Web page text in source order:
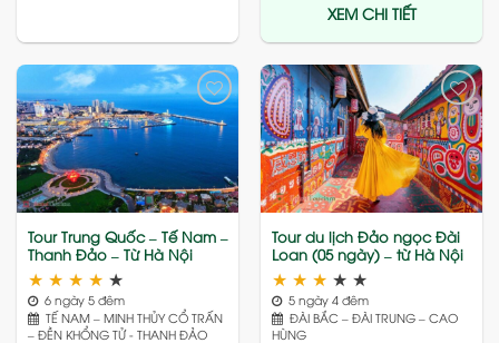
XEM CHI TIẾT
Add
to
wishlist
Tour Trung Quốc – Tế Nam –
Thanh Đảo – Từ Hà Nội
★ ★ ★ ★ ★
6 ngày 5 đêm
TẾ NAM – MINH THỦY CỔ TRẤN
– ĐỀN KHỔNG TỬ - THANH ĐẢO
Add
to
wishlist
Tour du lịch Đảo ngọc Đài
Loan (05 ngày) – từ Hà Nội
★ ★ ★ ★ ★
5 ngày 4 đêm
ĐÀI BẮC – ĐÀI TRUNG – CAO
HÙNG